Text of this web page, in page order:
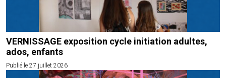
VERNISSAGE exposition cycle initiation adultes,
ados, enfants
Publié le 27 juillet 2026